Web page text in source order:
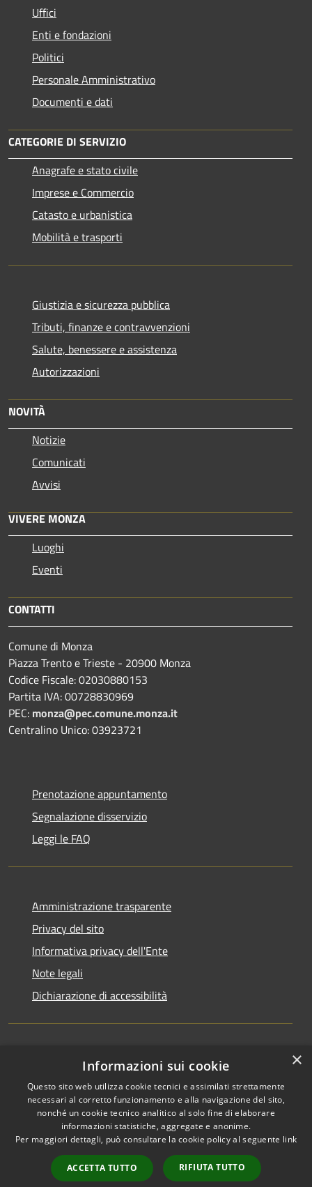
Uffici
Enti e fondazioni
Politici
Personale Amministrativo
Documenti e dati
CATEGORIE DI SERVIZIO
Anagrafe e stato civile
Imprese e Commercio
Catasto e urbanistica
Mobilità e trasporti
Giustizia e sicurezza pubblica
Tributi, finanze e contravvenzioni
Salute, benessere e assistenza
Autorizzazioni
NOVITÀ
Notizie
Comunicati
Avvisi
VIVERE MONZA
Luoghi
Eventi
CONTATTI
Comune di Monza
Piazza Trento e Trieste - 20900 Monza
Codice Fiscale: 02030880153
Partita IVA: 00728830969
PEC: monza@pec.comune.monza.it
Centralino Unico: 03923721
Prenotazione appuntamento
Segnalazione disservizio
Leggi le FAQ
Amministrazione trasparente
Privacy del sito
Informativa privacy dell'Ente
Note legali
Dichiarazione di accessibilità
Newsletter
RSS
Accessibilità
Copyright © 2026 • Comune di
Municipium•
Accesso
×
Informazioni sui cookie
Questo sito web utilizza cookie tecnici e assimilati strettamente
necessari al corretto funzionamento e alla navigazione del sito,
nonché un cookie tecnico analitico al solo fine di elaborare
informazioni statistiche, aggregate e anonime.
Per maggiori dettagli, può consultare la cookie policy al seguente link
ACCETTA TUTTO RIFIUTA TUTTO